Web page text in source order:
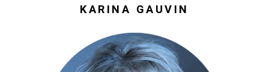
KARINA GAUVIN